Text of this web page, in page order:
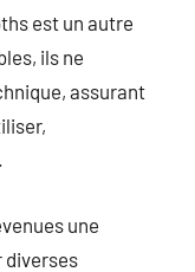
est un autre
ils ne
assurant
une